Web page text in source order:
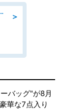
＞
師/高時給/未経験OK/要資格:保健師、正看護師
バッグ"が8月
華な7点入り